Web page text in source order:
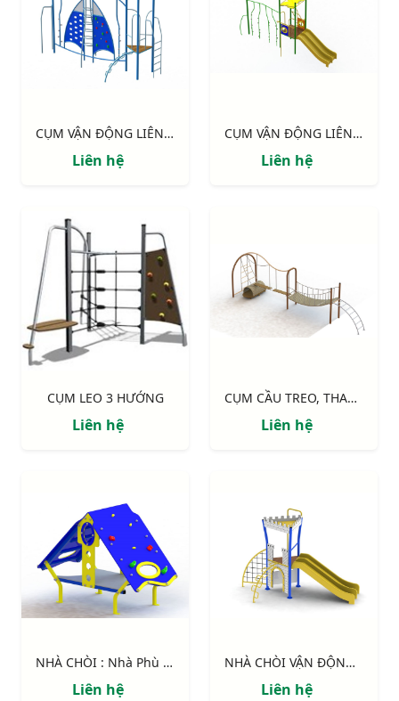
CỤM VẬN ĐỘNG LIÊN HOÀN: "TIẾNG SÓNG"
Liên hệ
CỤM VẬN ĐỘNG LIÊN HOÀN: "VƯỜN XUÂN"
Liên hệ
CỤM LEO 3 HƯỚNG
Liên hệ
CỤM CẦU TREO, THANG DÂY
Liên hệ
NHÀ CHÒI : Nhà Phù Thủy
Liên hệ
NHÀ CHÒI VẬN ĐỘNG : Pháo đài
Liên hệ